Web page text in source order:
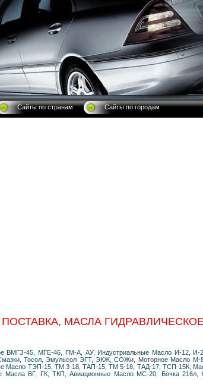
Сайты по странам Сайты по городам
МАСЛА
ВМГЗ-45, МГЕ-46, ГМ-А, АУ, Индустриальные Масло И-12,
Тосол, Эмульсол ЭГТ, ЭКЖ, СОЖи, Моторное Масло
Масло ТЭП-15, ТМ 3-18, ТАП-15, ТМ 5-18, ТАД-17, ТСП-15К,
ВГ, ГК, ТКП, Авиационные Масло МС-20, Бочка 216л,